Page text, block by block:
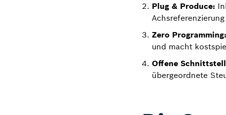
Plug & Produce:
Zero Programming:
und macht
Offene
übergeordnete